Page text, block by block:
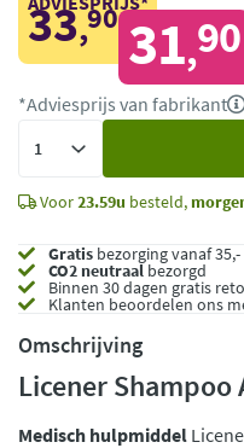
33,90 31,90
*Adviesprijs van fabrikant
Voor23.59u besteld,
Gratis bezorging vanaf 35,-
CO2 neutraalbezorgd
Binnen 30 dagen gratis
Klanten beoordelen ons
Omschrijving
Licener Shampoo
Medisch hulpmiddel